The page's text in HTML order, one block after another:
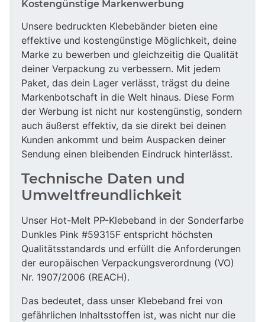
Kostengünstige Markenwerbung
Unsere bedruckten Klebebänder bieten eine
effektive und kostengünstige Möglichkeit, deine
Marke zu bewerben und gleichzeitig die Qualität
deiner Verpackung zu verbessern. Mit jedem
Paket, das dein Lager verlässt, trägst du deine
Markenbotschaft in die Welt hinaus. Diese Form
der Werbung ist nicht nur kostengünstig, sondern
auch äußerst effektiv, da sie direkt bei deinen
Kunden ankommt und beim Auspacken deiner
Sendung einen bleibenden Eindruck hinterlässt.
Technische Daten und
Umweltfreundlichkeit
Unser Hot-Melt PP-Klebeband in der Sonderfarbe
Dunkles Pink #59315F entspricht höchsten
Qualitätsstandards und erfüllt die Anforderungen
der europäischen Verpackungsverordnung (VO)
Nr. 1907/2006 (REACH).
Das bedeutet, dass unser Klebeband frei von
gefährlichen Inhaltsstoffen ist, was nicht nur die